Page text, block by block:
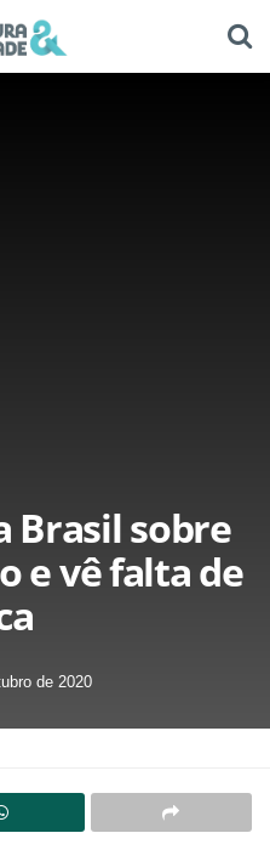
Brasil sobre
e vê falta de
de 2020